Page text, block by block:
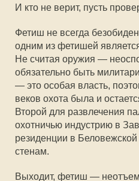
И кто не верит, пусть
Фетиш не всегда
одним из фетишей
Не считая оружия —
обязательно быть
— это особая власть,
веков охота была и
Второй для развлечения
охотничью индустрию в
резиденции в
стенам.
Выходит, фетиш —